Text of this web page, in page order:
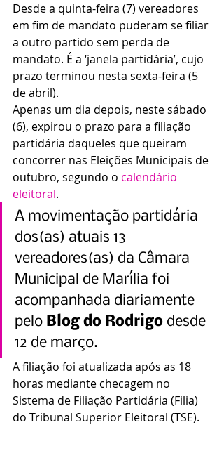
Desde a quinta-feira (7) vereadores
em fim de mandato puderam se filiar
a outro partido sem perda de
mandato. É a ‘janela partidária’, cujo
prazo terminou nesta sexta-feira (5
de abril).
Apenas um dia depois, neste sábado
(6), expirou o prazo para a filiação
partidária daqueles que queiram
concorrer nas Eleições Municipais de
outubro, segundo o calendário
eleitoral.
A movimentação partidária
dos(as) atuais 13
vereadores(as) da Câmara
Municipal de Marília foi
acompanhada diariamente
pelo Blog do Rodrigo desde
12 de março.
A filiação foi atualizada após as 18
horas mediante checagem no
Sistema de Filiação Partidária (Filia)
do Tribunal Superior Eleitoral (TSE).